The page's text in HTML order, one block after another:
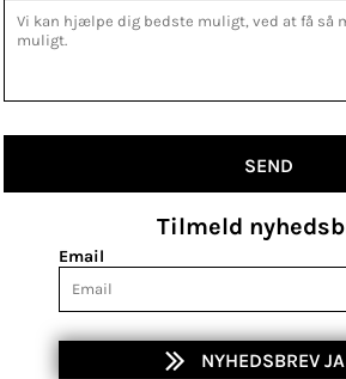
SEND
Tilmeld
Email
NYHEDSBREV